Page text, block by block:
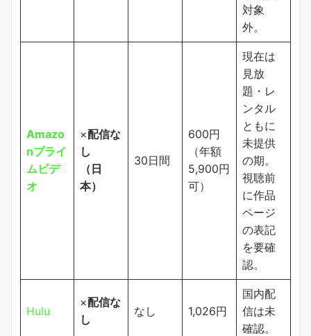
対象
外。
Amazo
nプライ
ムビデ
オ
×配信な
し
（日
本）
30日間
600円
（年額
5,900円
可）
現在は
見放
題・レ
ンタル
ともに
未提供
の期。
視聴前
に作品
ページ
の表記
を要確
認。
Hulu
×配信な
し
なし 1,026円
国内配
信は未
確認。